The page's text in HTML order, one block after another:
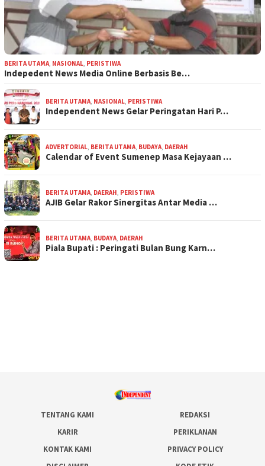
BERITA UTAMA, NASIONAL, PERISTIWA
Indepedent News Media Online Berbasis Be…
BERITA UTAMA, NASIONAL, PERISTIWA
Independent News Gelar Peringatan Hari P…
ADVERTORIAL, BERITA UTAMA, BUDAYA, DAERAH
Calendar of Event Sumenep Masa Kejayaan …
BERITA UTAMA, DAERAH, PERISTIWA
AJIB Gelar Rakor Sinergitas Antar Media …
BERITA UTAMA, BUDAYA, DAERAH
Piala Bupati : Peringati Bulan Bung Karn…
TENTANG KAMI
REDAKSI
KARIR
PERIKLANAN
KONTAK KAMI
PRIVACY POLICY